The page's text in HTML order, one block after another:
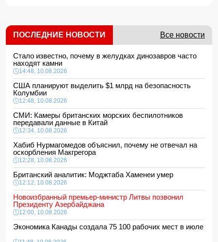
ПОСЛЕДНИЕ НОВОСТИ Все новости
Стало известно, почему в желудках динозавров часто
находят камни
14:48, 10.08.2026
США планируют выделить $1 млрд на безопасность
Колумбии
12:48, 10.08.2026
СМИ: Камеры британских морских беспилотников
передавали данные в Китай
12:34, 10.08.2026
Хабиб Нурмагомедов объяснил, почему не отвечал на
оскорбления Макгрегора
12:28, 10.08.2026
Британский аналитик: Моджтаба Хаменеи умер
12:12, 10.08.2026
Новоизбранный премьер-министр Литвы позвонил
Президенту Азербайджана
12:00, 10.08.2026
Экономика Канады создала 75 100 рабочих мест в июле